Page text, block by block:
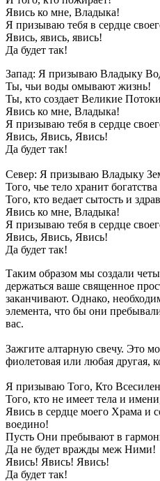
Явись ко мне, Владыка!
Я призываю тебя в сердце
Явись, явись, явись!
Да будет так!
Запад: Я призываю Владыку
Ты, чьи воды омывают жизнь!
Ты, кто создает Великие
Явись ко мне, Владыка!
Я призываю тебя в сердце
Явись, Явись, Явись!
Да будет так!
Север: Я призываю Владыку
Того, чье тело хранит богатства
Того, кто ведает сытость и
Явись ко мне, Владыка!
Я призываю тебя в сердце
Явись, Явись, Явись!
Да будет так!
Таким образом мы создали
держаться ваше священное
заканчивают. Однако,
элемента, что бы они
вас.
Зажгите алтарную свечу. Это
фиолетовая или любая другая,
Я призываю Того, Кто
Того, кто не имеет тела и
Явись в сердце моего Храма и
воедино!
Пусть Они пребывают в
Да не будет вражды меж Ними!
Явись! Явись! Явись!
Да будет так!